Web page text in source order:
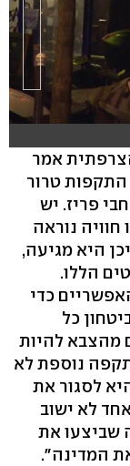
אמר
התקפות טרור
פריז. יש
חוויה נוראה
היא מגיעה,
הללו.
כדי
כל
מהצבא להיות
נוספת לא
לסגור את
לא ישוב
שביצעו את
המדינה".